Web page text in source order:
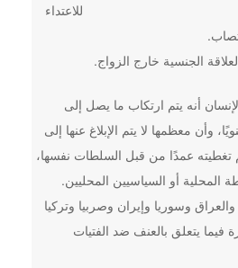
للاعتداء
الجنسية خارج الزواج.
أنه يتم ارتكاب ما يصل إلى
وأن معظمها لا يتم الإبلاغ عنها إلى
تغطيته عمدًا من قبل السلطات نفسها،
المحلية أو السياسيين المحليين.
وسوريا وإيران وصربيا وتركيا
فيما يتعلق بالعنف ضد الفتيات